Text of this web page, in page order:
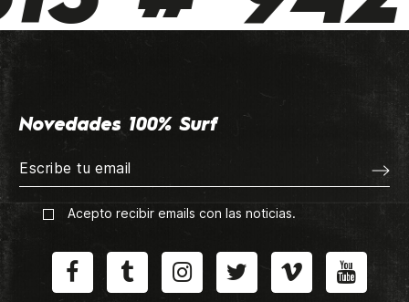
Novedades 100% Surf
Acepto recibir emails con las noticias.